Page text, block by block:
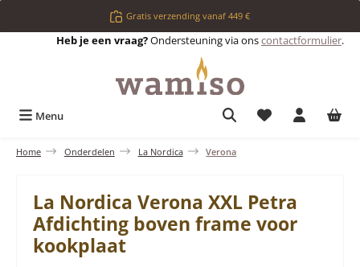
Ga naar de hoofdinhoudGratis verzending vanaf 449 €
Heb je een vraag?Ondersteuning via onscontactformulier.
Menu Je hebt 0 items
Home Onderdelen La Nordica Verona
La Nordica Verona XXL Petra
Afdichting boven frame voor
kookplaat